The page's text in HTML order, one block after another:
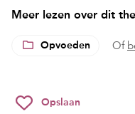
Meer lezen over dit
Opvoeden Of
Opslaan